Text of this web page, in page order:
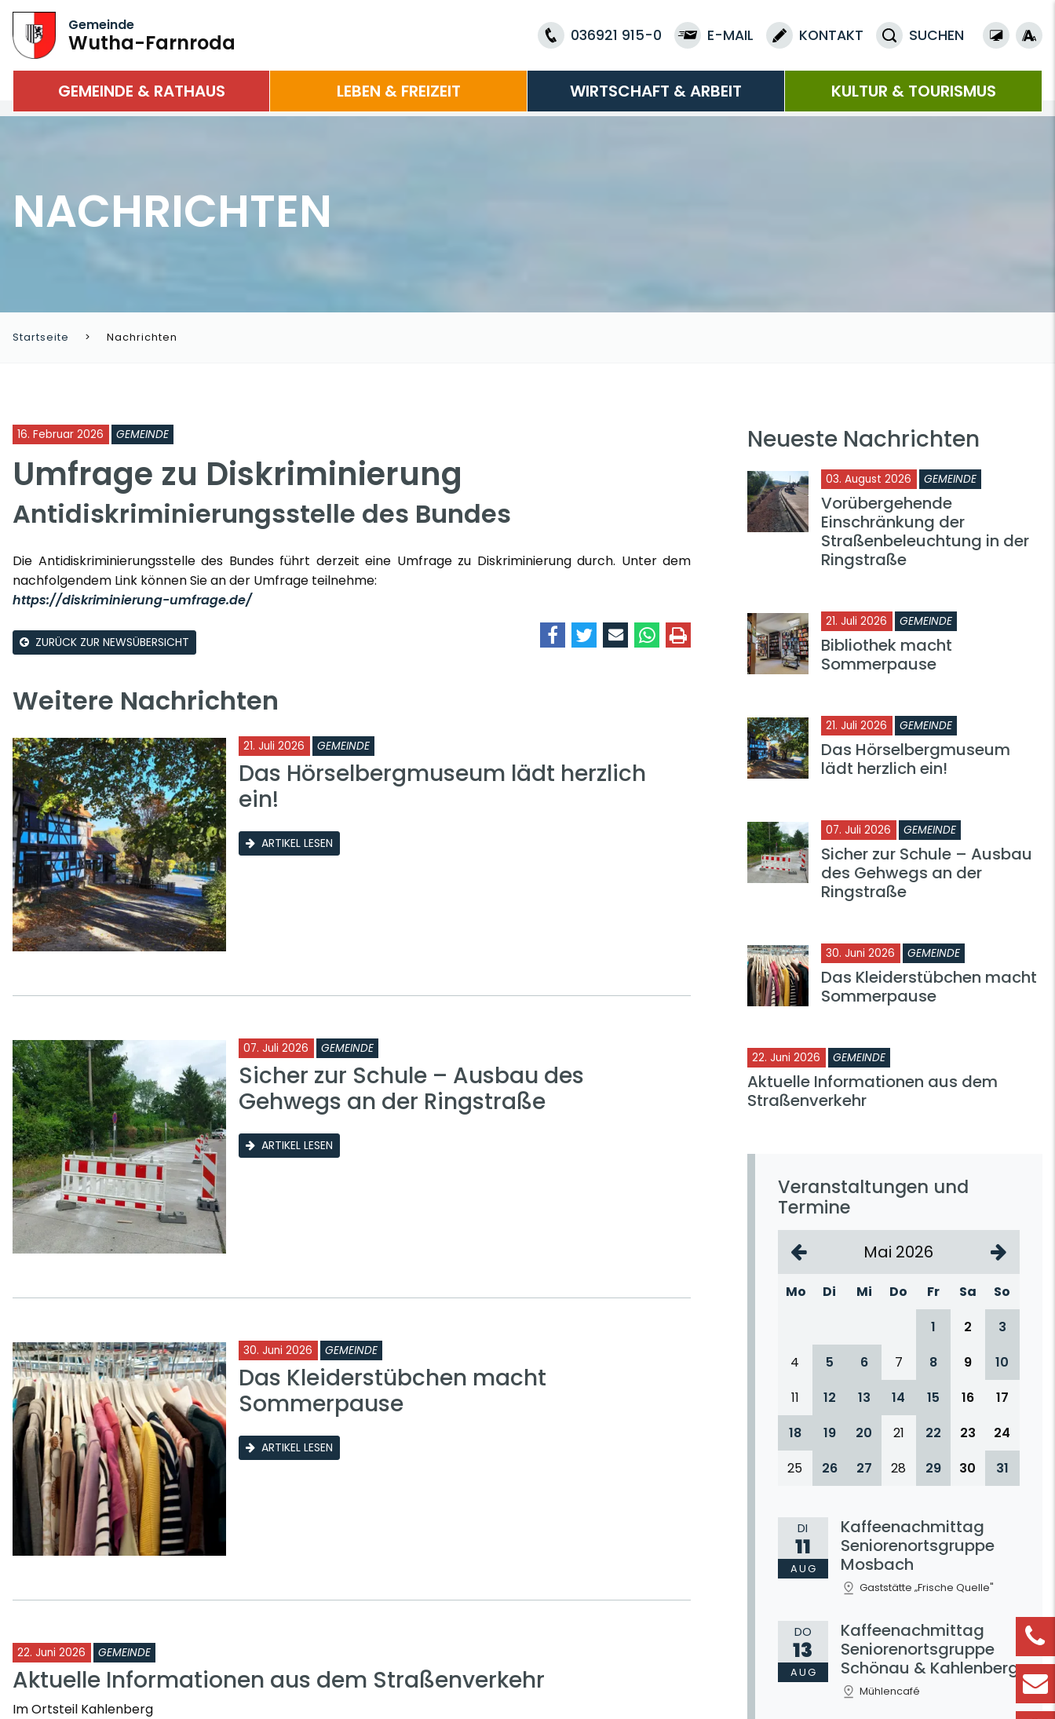
Gemeinde
Wutha-Farnroda 036921 915-0 E-MAIL KONTAKT SUCHEN
GEMEINDE & RATHAUS LEBEN & FREIZEIT WIRTSCHAFT & ARBEIT KULTUR & TOURISMUS
NACHRICHTEN
Startseite Nachrichten
16. Februar 2026 GEMEINDE
Umfrage zu Diskriminierung
Antidiskriminierungsstelle des Bundes
Die Antidiskriminierungsstelle des Bundes führt derzeit eine Umfrage zu Diskriminierung durch. Unter dem
nachfolgendem Link können Sie an der Umfrage teilnehme:
https://diskriminierung-umfrage.de/
ZURÜCK ZUR NEWSÜBERSICHT
Weitere Nachrichten
21. Juli 2026 GEMEINDE
Das Hörselbergmuseum lädt herzlich
ein!
ARTIKEL LESEN
07. Juli 2026 GEMEINDE
Sicher zur Schule – Ausbau des
Gehwegs an der Ringstraße
ARTIKEL LESEN
30. Juni 2026 GEMEINDE
Das Kleiderstübchen macht
Sommerpause
ARTIKEL LESEN
22. Juni 2026 GEMEINDE
Aktuelle Informationen aus dem Straßenverkehr
Im Ortsteil Kahlenberg
Neueste Nachrichten
03. August 2026 GEMEINDE
Vorübergehende
Einschränkung der
Straßenbeleuchtung in der
Ringstraße
21. Juli 2026 GEMEINDE
Bibliothek macht
Sommerpause
21. Juli 2026 GEMEINDE
Das Hörselbergmuseum
lädt herzlich ein!
07. Juli 2026 GEMEINDE
Sicher zur Schule – Ausbau
des Gehwegs an der
Ringstraße
30. Juni 2026 GEMEINDE
Das Kleiderstübchen macht
Sommerpause
22. Juni 2026 GEMEINDE
Aktuelle Informationen aus dem
Straßenverkehr
Veranstaltungen und
Termine
Mai 2026
Mo Di Mi Do Fr Sa
So
1
2
3
4
5 6 7 8 9
10
11
12 13 14 15 16
17
18
19 20 21 22 23
24
25
26 27 28 29 30 31
DI
11
AUG
Kaffeenachmittag
Seniorenortsgruppe
Mosbach
Gaststätte „Frische Quelle"
DO
13
AUG
Kaffeenachmittag
Seniorenortsgruppe
Schönau & Kahlenberg
Mühlencafé